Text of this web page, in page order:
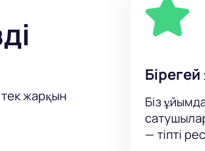
жарқын
Біз
— тіпті